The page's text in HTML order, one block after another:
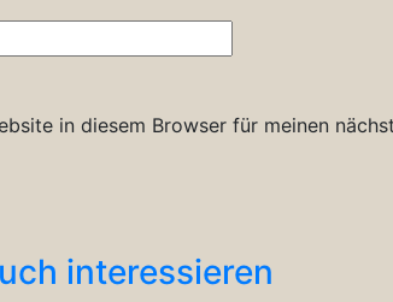
in diesem Browser für meinen
interessieren